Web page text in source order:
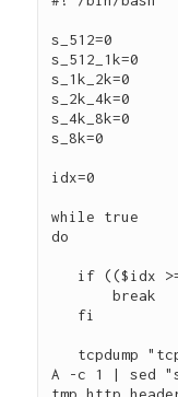
s_512=0
s_512_1k=0
s_1k_2k=0
s_2k_4k=0
s_4k_8k=0
s_8k=0
idx=0
while true
do
       break
A -c 1 | sed